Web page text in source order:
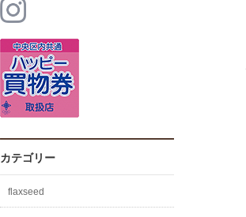
カテゴリー
flaxseed